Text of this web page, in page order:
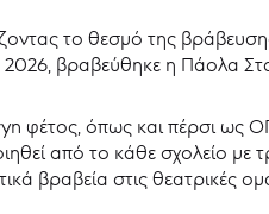
το θεσμό της
βραβεύθηκε η Πάολα
φέτος, όπως και πέρσι ως
από το κάθε σχολείο
βραβεία στις θεατρικές